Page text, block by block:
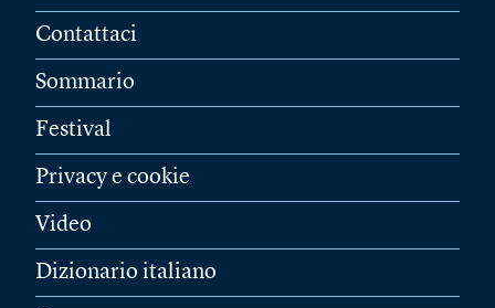
Contattaci
Sommario
Festival
Privacy e cookie
Video
Dizionario italiano